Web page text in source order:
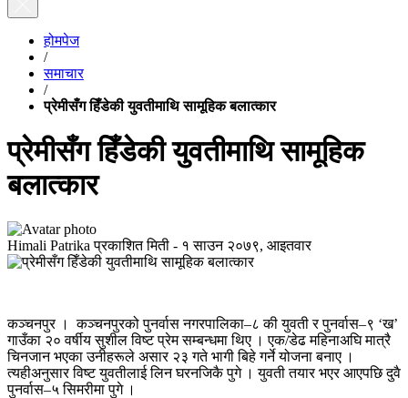
होमपेज
/
समाचार
/
प्रेमीसँग हिँडेकी युवतीमाथि सामूहिक बलात्कार
प्रेमीसँग हिँडेकी युवतीमाथि सामूहिक
बलात्कार
Himali Patrika प्रकाशित मिती - १ साउन २०७९, आइतवार
कञ्चनपुर । कञ्चनपुरको पुनर्वास नगरपालिका–८ की युवती र पुनर्वास–९ ‘ख’
गाउँका २० वर्षीय सुशील विष्ट प्रेम सम्बन्धमा थिए । एक/डेढ महिनाअघि मात्रै
चिनजान भएका उनीहरूले असार २३ गते भागी बिहे गर्ने योजना बनाए ।
त्यहीअनुसार विष्ट युवतीलाई लिन घरनजिकै पुगे । युवती तयार भएर आएपछि दुवै
पुनर्वास–५ सिमरीमा पुगे ।